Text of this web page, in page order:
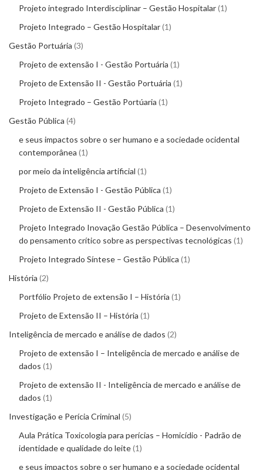
Projeto integrado Interdisciplinar – Gestão Hospitalar 1
Projeto Integrado – Gestão Hospitalar 1
Gestão Portuária 3
Projeto de extensão I - Gestão Portuária 1
Projeto de Extensão II - Gestão Portuária 1
Projeto Integrado – Gestão Portúaria 1
Gestão Pública 4
e seus impactos sobre o ser humano e a sociedade ocidental
contemporânea 1
por meio da inteligência artificial 1
Projeto de Extensão I - Gestão Pública 1
Projeto de Extensão II - Gestão Pública 1
Projeto Integrado Inovação Gestão Pública – Desenvolvimento
do pensamento crítico sobre as perspectivas tecnológicas 1
Projeto Integrado Síntese – Gestão Pública 1
História 2
Portfólio Projeto de extensão I – História 1
Projeto de Extensão II – História 1
Inteligência de mercado e análise de dados 2
Projeto de extensão I – Inteligência de mercado e análise de
dados 1
Projeto de extensão II - Inteligência de mercado e análise de
dados 1
Investigação e Perícia Criminal 5
Aula Prática Toxicologia para perícias – Homicídio - Padrão de
identidade e qualidade do leite 1
e seus impactos sobre o ser humano e a sociedade ocidental